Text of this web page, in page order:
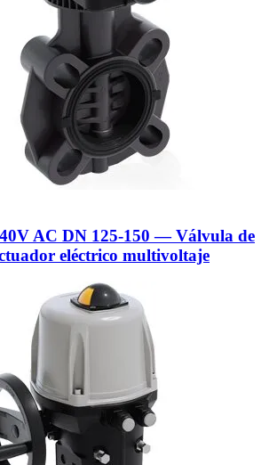
AC DN 125-150 — Válvula de
eléctrico multivoltaje